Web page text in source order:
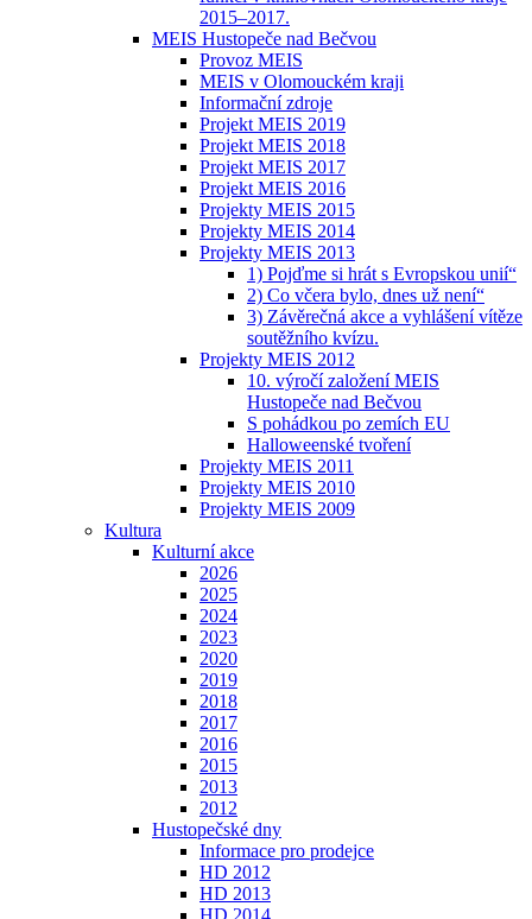
2015–2017.
MEIS Hustopeče nad Bečvou
Provoz MEIS
MEIS v Olomouckém kraji
Informační zdroje
Projekt MEIS 2019
Projekt MEIS 2018
Projekt MEIS 2017
Projekt MEIS 2016
Projekty MEIS 2015
Projekty MEIS 2014
Projekty MEIS 2013
1) Pojďme si hrát s Evropskou unií“
2) Co včera bylo, dnes už není“
3) Závěrečná akce a vyhlášení vítěze
soutěžního kvízu.
Projekty MEIS 2012
10. výročí založení MEIS
Hustopeče nad Bečvou
S pohádkou po zemích EU
Halloweenské tvoření
Projekty MEIS 2011
Projekty MEIS 2010
Projekty MEIS 2009
Kultura
Kulturní akce
2026
2025
2024
2023
2020
2019
2018
2017
2016
2015
2013
2012
Hustopečské dny
Informace pro prodejce
HD 2012
HD 2013
HD 2014